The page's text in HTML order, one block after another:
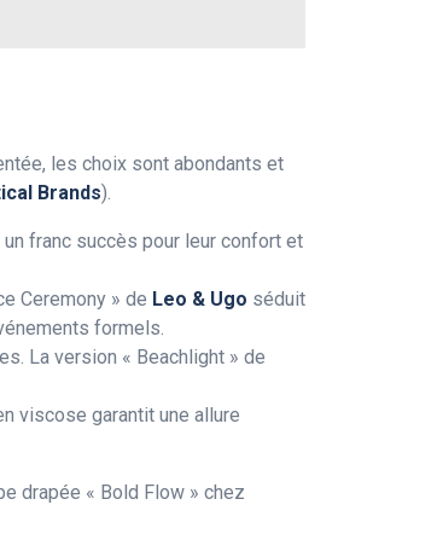
les choix sont abondants et
Brands).
franc succès pour leur confort et
Ceremony » de Leo & Ugo séduit
formels.
La version « Beachlight » de
viscose garantit une allure
drapée « Bold Flow » chez